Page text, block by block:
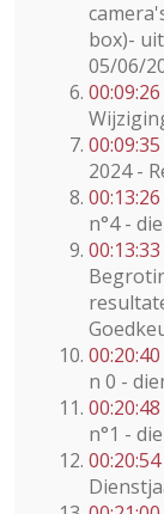
box)-
05/06/
00:09:26
00:09:35
2024 -
00:13:26
n°4 -
00:13:33
00:20:40
n 0 -
00:20:48
n°1 -
00:20:54